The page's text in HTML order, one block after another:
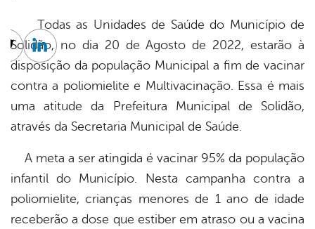
Todas as Unidades de Saúde do Município de
Solidão, no dia 20 de Agosto de 2022, estarão à
disposição da população Municipal a fim de vacinar
contra a poliomielite e Multivacinação. Essa é mais
uma atitude da Prefeitura Municipal de Solidão,
através da Secretaria Municipal de Saúde.
A meta a ser atingida é vacinar 95% da população
infantil do Município. Nesta campanha contra a
poliomielite, crianças menores de 1 ano de idade
receberão a dose que estiber em atraso ou a vacina
TwitterLinkedin